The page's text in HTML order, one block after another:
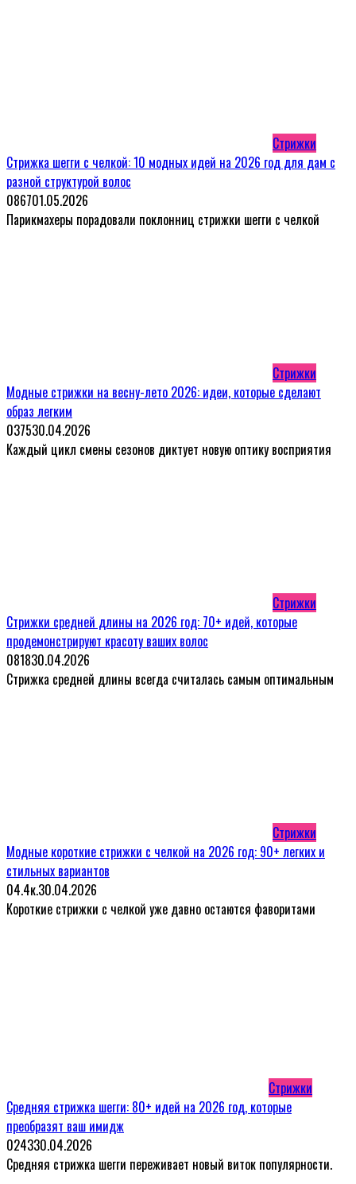
Стрижки
Стрижка шегги с челкой: 10 модных идей на 2026 год для дам с
разной структурой волос
086701.05.2026
Парикмахеры порадовали поклонниц стрижки шегги с челкой
Стрижки
Модные стрижки на весну-лето 2026: идеи, которые сделают
образ легким
037530.04.2026
Каждый цикл смены сезонов диктует новую оптику восприятия
Стрижки
Стрижки средней длины на 2026 год: 70+ идей, которые
продемонстрируют красоту ваших волос
081830.04.2026
Стрижка средней длины всегда считалась самым оптимальным
Стрижки
Модные короткие стрижки с челкой на 2026 год: 90+ легких и
стильных вариантов
04.4к.30.04.2026
Короткие стрижки с челкой уже давно остаются фаворитами
Стрижки
Средняя стрижка шегги: 80+ идей на 2026 год, которые
преобразят ваш имидж
024330.04.2026
Средняя стрижка шегги переживает новый виток популярности.